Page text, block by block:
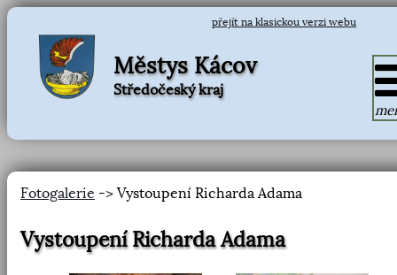
přejít na klasickou verzi webu
Městys Kácov
Středočeský kraj
Fotogalerie -> Vystoupení Richarda Adama
Vystoupení Richarda Adama